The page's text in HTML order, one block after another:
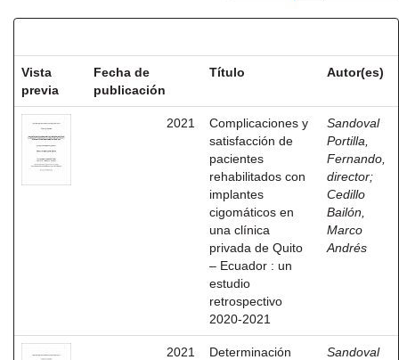
Vista
previa
Fecha de
publicación
Título Autor(es)
2021
Complicaciones y
satisfacción de
pacientes
rehabilitados con
implantes
cigomáticos en
una clínica
privada de Quito
– Ecuador : un
estudio
retrospectivo
2020-2021
Sandoval
Portilla,
Fernando,
director;
Cedillo
Bailón,
Marco
Andrés
2021
Determinación
Sandoval